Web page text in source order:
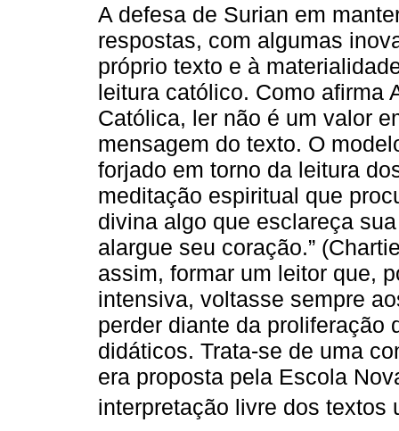
A defesa de Surian em
respostas, com algumas
próprio texto e à
leitura católico. Como afirma
Católica, ler não é um valor
mensagem do texto. O
forjado em torno da leitura
meditação espiritual que
divina algo que esclareça
alargue seu coração.”
assim, formar um leitor que,
intensiva, voltasse sempre
perder diante da proliferação
didáticos. Trata-se de uma
era proposta pela Escola
interpretação livre dos textos